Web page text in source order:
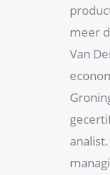
meer
Van